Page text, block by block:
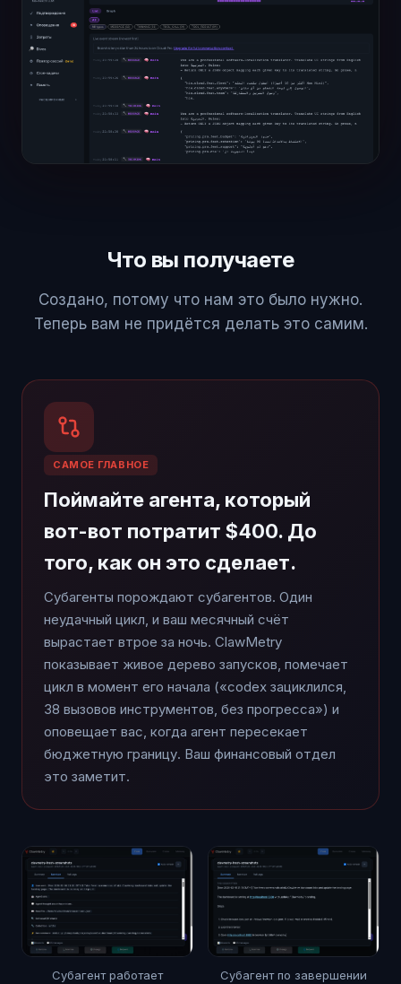
Что вы получаете
Создано, потому что нам это было нужно.
Теперь вам не придётся делать это самим.
САМОЕ ГЛАВНОЕ
Поймайте агента, который
вот-вот потратит $400. До
того, как он это сделает.
Субагенты порождают субагентов. Один
неудачный цикл, и ваш месячный счёт
вырастает втрое за ночь. ClawMetry
показывает живое дерево запусков, помечает
цикл в момент его начала («codex зациклился,
38 вызовов инструментов, без прогресса») и
оповещает вас, когда агент пересекает
бюджетную границу. Ваш финансовый отдел
это заметит.
Субагент работает Субагент по завершении